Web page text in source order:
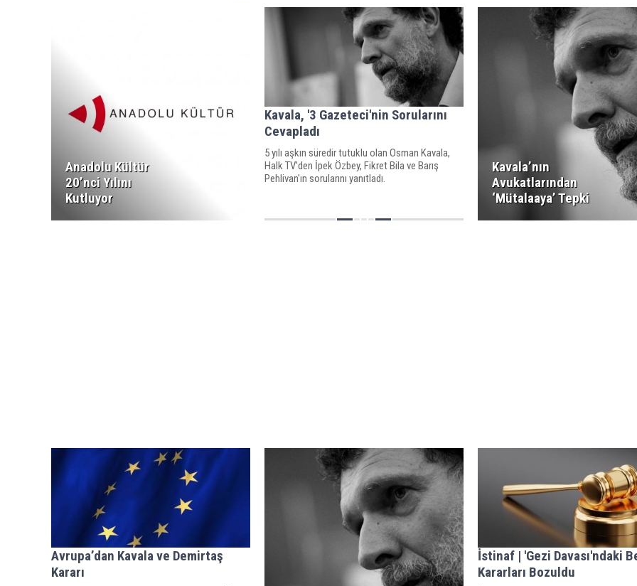
Anadolu Kültür
20’nci Yılını
Kutluyor
Kavala, '3 Gazeteci'nin Sorularını
Cevapladı
5 yılı aşkın süredir tutuklu olan Osman Kavala,
Halk TV'den İpek Özbey, Fikret Bila ve Barış
Pehlivan'ın sorularını yanıtladı.
Kavala’nın
Avukatlarından
‘Mütalaaya’ Tepki
Avrupa’dan Kavala ve Demirtaş
Kararı
İstinaf | 'Gezi Davası'ndaki
Kararları Bozuldu